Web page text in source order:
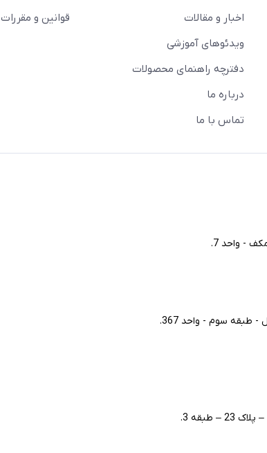
اخبار و مقالات
ویدئو‌های آموزشی
دفترچه راهنمای محصولات
درباره ما
تماس با ما
قوانین و مقررات
- واحد 7.
سوم - واحد 367.
طبقه 3.